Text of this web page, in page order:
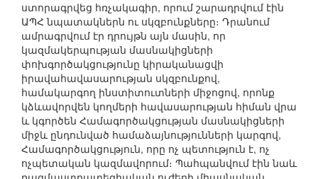
ստորագրվեց հռչակագիր, որում շարադրվում էին
ԱՊՀ նպատակներն ու սկզբունքները։ Դրանում
ամրագրվում էր դրույթն այն մասին, որ
կազմակերպության մասնակիցների
փոխգործակցությունը կիրականացվի
իրավահավասարության սկզբունքով,
համակարգող ինստիտուտների միջոցով, որոնք
կձևավորվեն կողմերի հավասարության հիման վրա
և կգործեն Համագործակցության մասնակիցների
միջև ընդունված համաձայնությունների կարգով,
Համագործակցություն, որը ոչ պետություն է, ոչ
ոչպետական կազմավորում։ Պահպանվում էին նաև